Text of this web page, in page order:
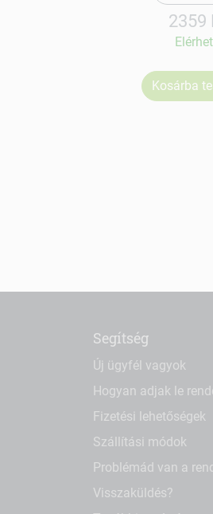
2359
Kosárba
Segítség
Új ügyfél vagyok
Hogyan adjak le
Fizetési lehetőségek
Szállítási módok
Problémád van a
Visszaküldés?